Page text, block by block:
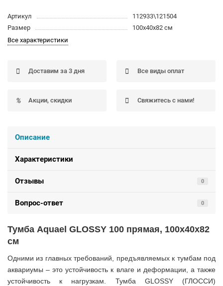
Артикул
112933\121504
Размер
100х40х82 см
Все характеристики
Доставим за 3 дня Все виды оплат
Акции, скидки Свяжитесь с нами!
Описание
Характеристики
Отзывы 0
Вопрос-ответ 0
Тумба Aquael GLOSSY 100 прямая, 100x40x82
см
Одними из главных требований, предъявляемых к тумбам под
аквариумы – это устойчивость к влаге и деформации, а также
устойчивость к нагрузкам. Тумба GLOSSY (ГЛОССИ)